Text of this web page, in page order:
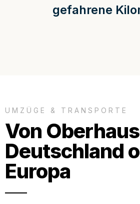
gefahrene
UMZÜGE & TRANSPORTE
Von
Deutschland
Europa